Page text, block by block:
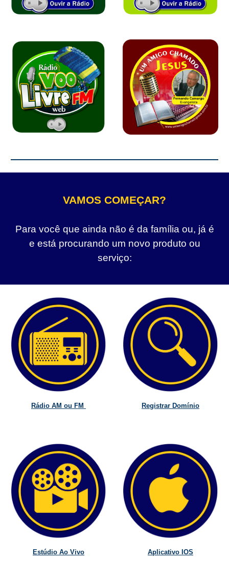
VAMOS COMEÇAR?
Para você que ainda não é da família ou, já é
e está procurando um novo produto ou
serviço:
Rádio AM ou FM Registrar Domínio
Estúdio Ao Vivo Aplicativo IOS